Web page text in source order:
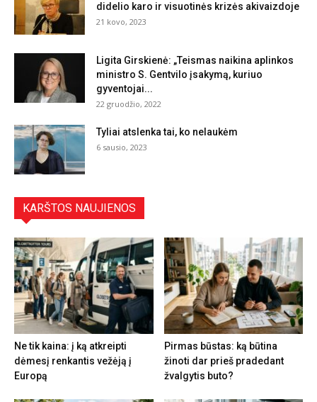
didelio karo ir visuotinės krizės akivaizdoje
21 kovo, 2023
Ligita Girskienė: „Teismas naikina aplinkos
ministro S. Gentvilo įsakymą, kuriuo
gyventojai...
22 gruodžio, 2022
Tyliai atslenka tai, ko nelaukėm
6 sausio, 2023
KARŠTOS NAUJIENOS
Ne tik kaina: į ką atkreipti
dėmesį renkantis vežėją į
Europą
Pirmas būstas: ką būtina
žinoti dar prieš pradedant
žvalgytis buto?